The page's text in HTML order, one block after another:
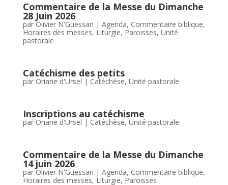
Commentaire de la Messe du Dimanche
28 Juin 2026
parOlivier N'Guessan | Agenda, Commentaire biblique,
Horaires des messes, Liturgie, Paroisses, Unité
pastorale
Catéchisme des petits
par Oriane d'Ursel | Catéchèse, Unité pastorale
Inscriptions au catéchisme
par Oriane d'Ursel | Catéchèse, Unité pastorale
Commentaire de la Messe du Dimanche
14 juin 2026
parOlivier N'Guessan | Agenda, Commentaire biblique,
Horaires des messes, Liturgie, Paroisses